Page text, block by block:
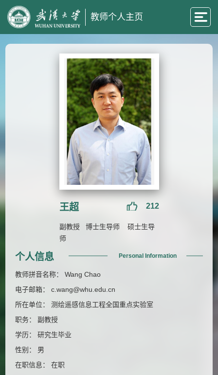
教师个人主页
王超 212
副教授 博士生导师 硕士生导
师
个人信息 Personal Information
教师拼音名称： Wang Chao
电子邮箱：c.wang@whu.edu.cn
所在单位： 测绘遥感信息工程全国重点实验室
职务： 副教授
学历： 研究生毕业
性别： 男
在职信息： 在职